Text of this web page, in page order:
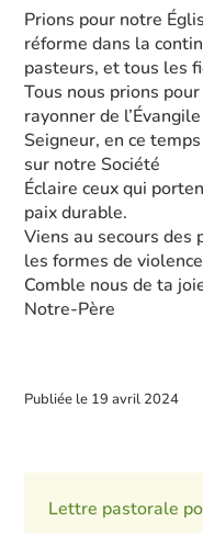
Prions pour notre
réforme dans la
pasteurs, et tous les
Tous nous prions
rayonner de
Seigneur, en ce
sur notre Société
Éclaire ceux qui
paix durable.
Viens au secours des
les formes de
Comble nous de ta
Notre-Père
Publiée le 19 avril 2024
Lettre pastorale